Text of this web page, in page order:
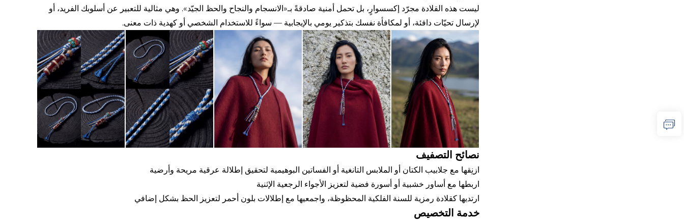
ليست هذه القلادة مجرّد إكسسوارٍ، بل تحمل أمنية صادقةً بـ«الانسجام والنجاح والحظ الجيّد». وهي مثالية للتعبير عن أسلوبك الفريد، أو
لإرسال تحيّات دافئة، أو لمكافأة نفسك بتذكير يومي بالإيجابية — سواءً للاستخدام الشخصي أو كهدية ذات معنى.
نصائح التصفيف
ازنِقها مع جلابيب الكتان أو الملابس التانغية أو الفساتين البوهيمية لتحقيق إطلالة عرقية مريحة وأرضية
اربطها مع أساور خشبية أو أسورة فضية لتعزيز الأجواء الرجعية الإثنية
ارتديها كقلادة رمزية للسنة الفلكية المحظوظة، واجمعيها مع إطلالات بلون أحمر لتعزيز الحظ بشكل إضافي
خدمة التخصيص